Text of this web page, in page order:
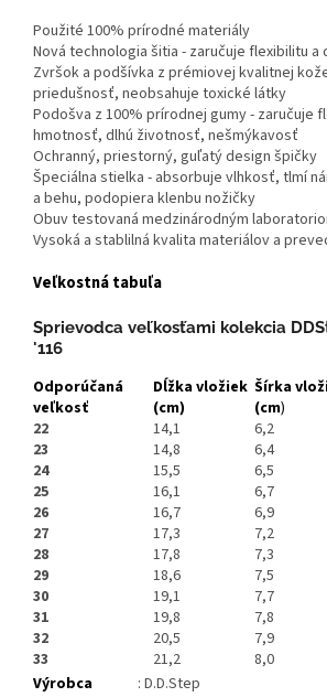
Použité 100% prírodné materiály
Nová technologia šitia - zaručuje flexibilitu a
Zvršok a podšívka z prémiovej kvalitnej
priedušnosť, neobsahuje toxické látky
Podošva z 100% prírodnej gumy - zaručuje
hmotnosť, dlhú životnosť, nešmýkavosť
Ochranný, priestorný, guľatý design špičky
Špeciálna stielka - absorbuje vlhkosť, tlmí
a behu, podopiera klenbu nožičky
Obuv testovaná medzinárodným
Vysoká a stablilná kvalita materiálov a
Veľkostná tabuľa
Sprievodca veľkosťami kolekcia
'116
Odporúčaná
veľkosť
22
23
24
25
26
27
28
29
30
31
32
33
Dĺžka vložiek
(cm)
14,1
14,8
15,5
16,1
16,7
17,3
17,8
18,6
19,1
19,8
20,5
21,2
Šírka
(cm)
6,2
6,4
6,5
6,7
6,9
7,2
7,3
7,5
7,7
7,8
7,9
8,0
Výrobca
: D.D.Step